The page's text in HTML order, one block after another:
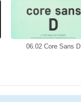
06.02 Core Sans D